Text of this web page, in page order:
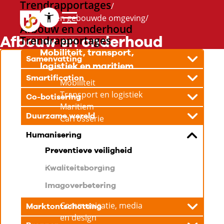
Trendrapportages
Mobiliteit, transport,
logistiek en maritiem
Mobiliteit
Transport en logistiek
Maritiem
Carrosserie
Rail
Luchtvaart
ICT en creatieve
Communicatie, media
en design
Trendrapportages
Techniek en gebouwde omgeving
Afbouw en onderhoud
Afbouw en onderhoud
Samenvatting
Smartification
Co-botisering
Duurzame wereld
Humanisering
Preventieve veiligheid
Kwaliteitsborging
Imagoverbetering
Marktontschotting